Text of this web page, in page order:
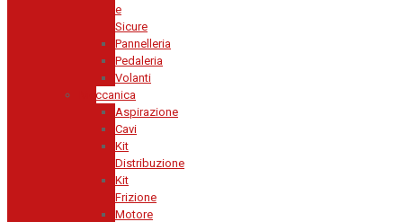
e
Sicure
Pannelleria
Pedaleria
Volanti
Meccanica
Aspirazione
Cavi
Kit
Distribuzione
Kit
Frizione
Motore